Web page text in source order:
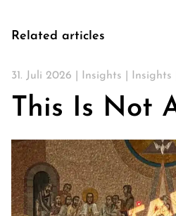
Related articles
31. Juli 2026 | Insights Insights